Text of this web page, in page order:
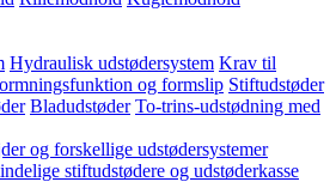
Hydraulisk udstødersystem Krav til
og formslip Stiftudstøder
Bladudstøder To-trins-udstødning med
og forskellige udstødersystemer
stiftudstødere og udstøderkasse